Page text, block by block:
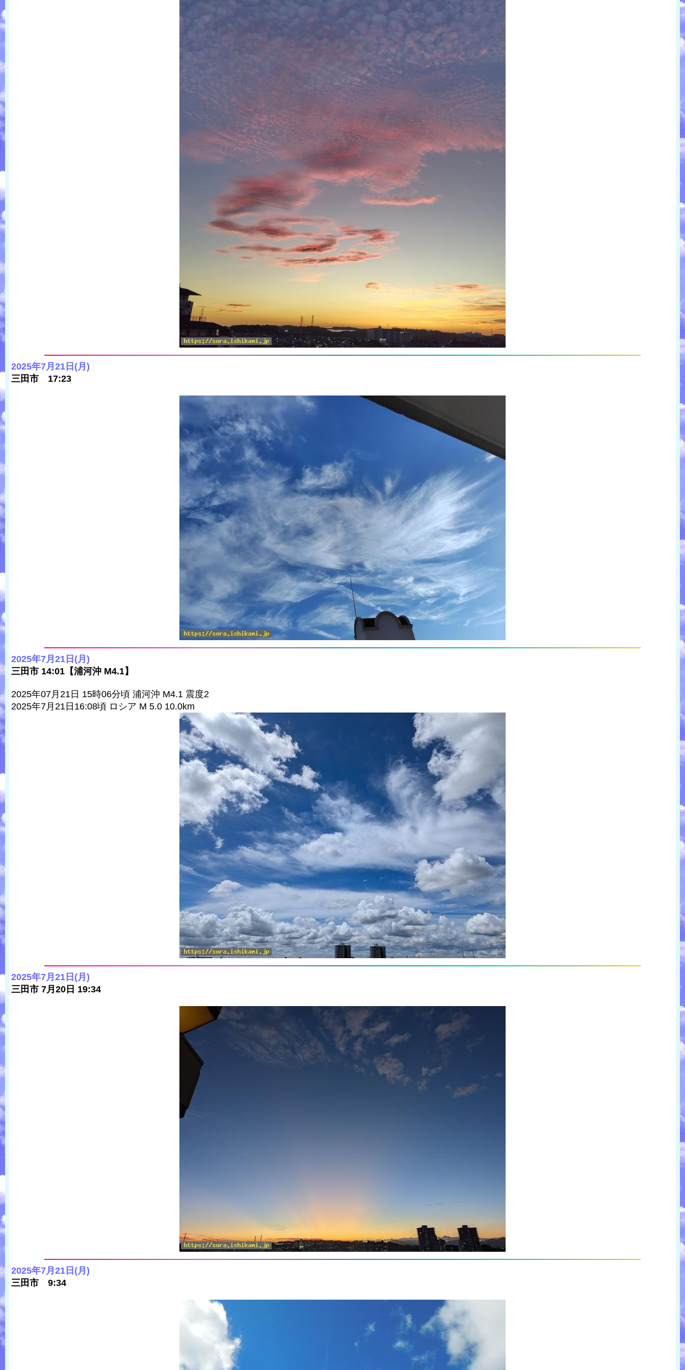
2025年7月21日(月)
三田市 17:23
2025年7月21日(月)
三田市 14:01【浦河沖 M4.1】
2025年07月21日 15時06分頃 浦河沖 M4.1 震度2
2025年7月21日16:08頃 ロシア M 5.0 10.0km
2025年7月21日(月)
三田市 7月20日 19:34
2025年7月21日(月)
三田市 9:34